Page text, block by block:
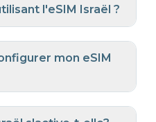
l'eSIM Israël ?
mon eSIM